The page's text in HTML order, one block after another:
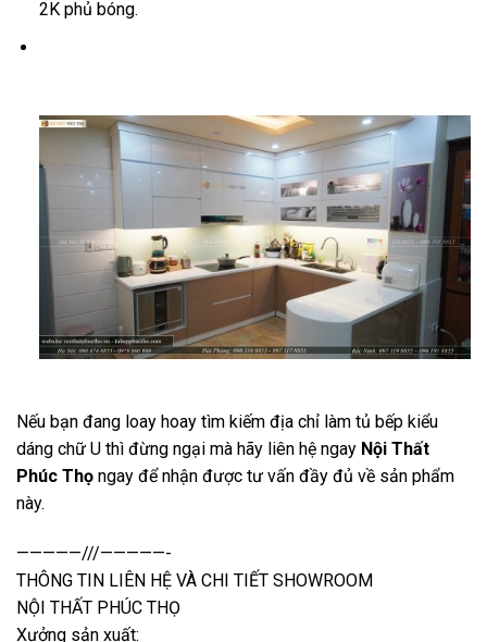
2K phủ bóng.
Nếu bạn đang loay hoay tìm kiếm địa chỉ làm tủ bếp kiểu
dáng chữ U thì đừng ngại mà hãy liên hệ ngay Nội Thất
Phúc Thọ ngay để nhận được tư vấn đầy đủ về sản phẩm
này.
—————///—————-
THÔNG TIN LIÊN HỆ VÀ CHI TIẾT SHOWROOM
NỘI THẤT PHÚC THỌ
Xưởng sản xuất: